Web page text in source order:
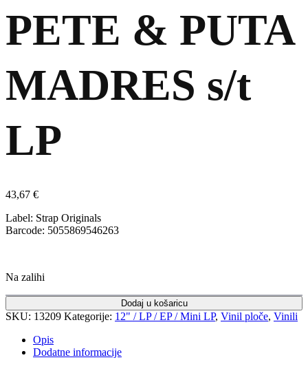
PETE & PUTA
MADRES s/t
LP
43,67 €
Label: Strap Originals
Barcode: 5055869546263
Na zalihi
Dodaj u košaricu
SKU: 13209 Kategorije: 12" / LP / EP / Mini LP, Vinil ploče, Vinili
Opis
Dodatne informacije